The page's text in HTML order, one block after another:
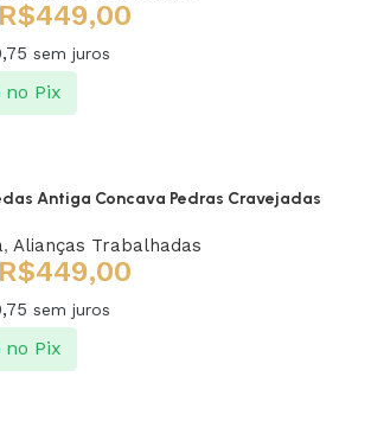
R$449,00
sem juros
no Pix
Antiga Concava Pedras Cravejadas
, Alianças Trabalhadas
R$449,00
sem juros
no Pix